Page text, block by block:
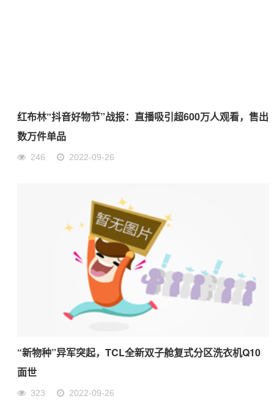
红布林“抖音好物节”战报：直播吸引超600万人观看，售出
数万件单品
246 2022-09-26
“新物种”异军突起，TCL全新双子舱复式分区洗衣机Q10
面世
323 2022-09-26